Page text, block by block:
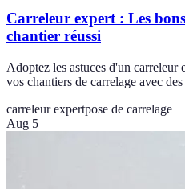
Carreleur expert : Les
chantier réussi
Adoptez les astuces d'un carreleur
vos chantiers de carrelage avec
carreleur expertpose de carrelage
Aug 5